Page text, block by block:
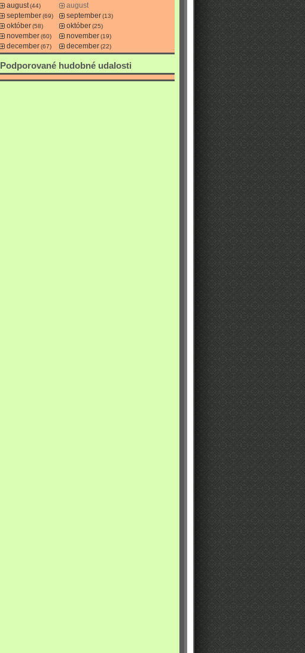
august(44)
september(69)
október(58)
november(60)
december(67)
august
september(13)
október(25)
november(19)
december(22)
Podporované hudobné udalosti